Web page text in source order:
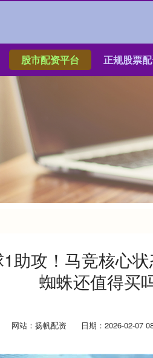
股市配资平台 正规股票
助攻！马竞核心
蜘蛛还值得买
网站：扬帆配资 日期：2026-02-07